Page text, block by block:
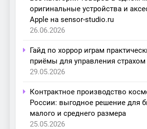
оригинальные устройства и
Apple на sensor-studio.ru
26.06.2026
Гайд по хоррор играм
приёмы для управления
29.05.2026
Контрактное производство
России: выгодное решение для
малого и среднего размера
25.05.2026